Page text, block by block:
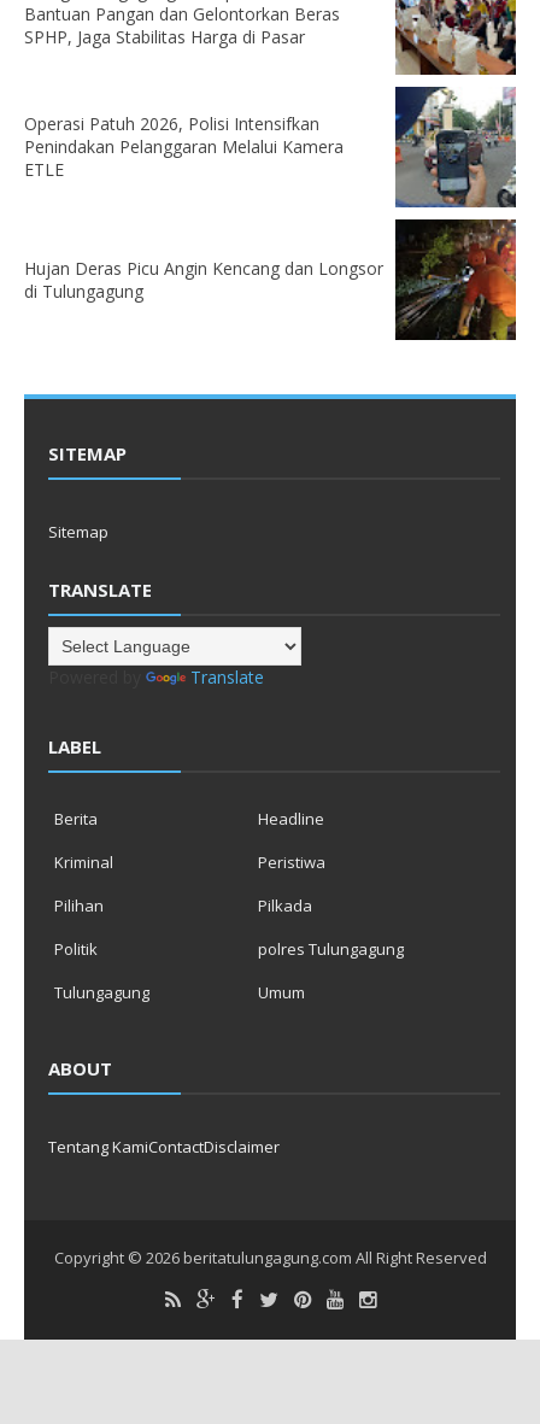
Bantuan Pangan dan Gelontorkan Beras
SPHP, Jaga Stabilitas Harga di Pasar
Operasi Patuh 2026, Polisi Intensifkan
Penindakan Pelanggaran Melalui Kamera
ETLE
Hujan Deras Picu Angin Kencang dan Longsor
di Tulungagung
SITEMAP
Sitemap
TRANSLATE
Translate
LABEL
Berita
Headline
Kriminal
Peristiwa
Pilihan
Pilkada
Politik
polres Tulungagung
Tulungagung
Umum
ABOUT
Tentang KamiContactDisclaimer
Copyright © 2026 beritatulungagung.com All Right Reserved